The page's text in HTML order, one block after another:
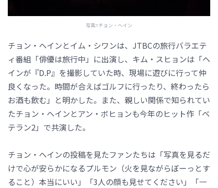
写真=チョン・ヘイン
チョン・ヘインとイム・シワンは、JTBCの旅行バラエテ
ィ番組「俳優は旅行中」に出演し、キム・スヒョンは「ヘ
インが『D.P』を撮影していた時、現場に遊びに行って仲
良くなった。時間が合えばゴルフに行ったり、終わったら
お酒も飲む」と明かした。また、親しい関係で知られてい
たチョン・ヘインとアン・ボヒョンも今年のヒット作「ベ
テラン2」で共演した。
チョン・ヘインの投稿を見たファンたちは「写真を見るだ
けで心が安らかになるプルモン（火を見ながらぼーっとす
ること）本当にいい」「3人の顔も見せてください」「一